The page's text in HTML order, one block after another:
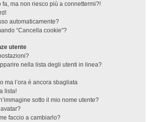
fa, ma non riesco più a connettermi?!
automaticamente?
“Cancella cookie”?
utente
nella lista degli utenti in linea?
ma l’ora è ancora sbagliata
lista!
sotto il mio nome utente?
faccio a cambiarlo?